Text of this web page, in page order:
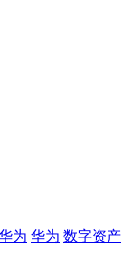
为 华为 数字资产